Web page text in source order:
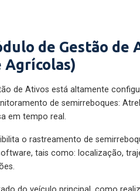
de Gestão de
Agrícolas)
de Ativos está altamente
de semirreboques:
em tempo real.
o rastreamento de
tais como: localização,
do veículo principal, como